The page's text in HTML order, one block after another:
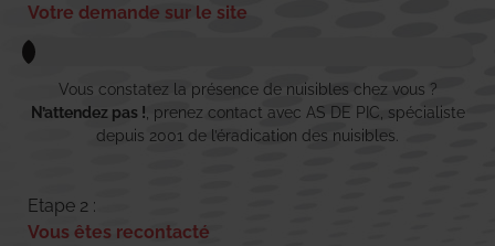
Votre demande sur le site
Vous constatez la présence de nuisibles chez vous ?
N’attendez pas ! , prenez contact avec AS DE PIC, spécialiste
depuis 2001 de l’éradication des nuisibles.
Etape 2 :
Vous êtes recontacté